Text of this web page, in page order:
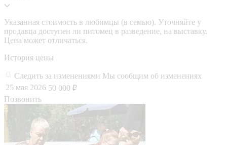
Указанная стоимость в любимцы (в семью). Уточняйте у
продавца доступен ли питомец в разведение, на выставку.
Цена может отличаться.
История цены
Следить за изменениями Мы сообщим об изменениях
25 мая 2026 50 000 ₽
Позвонить